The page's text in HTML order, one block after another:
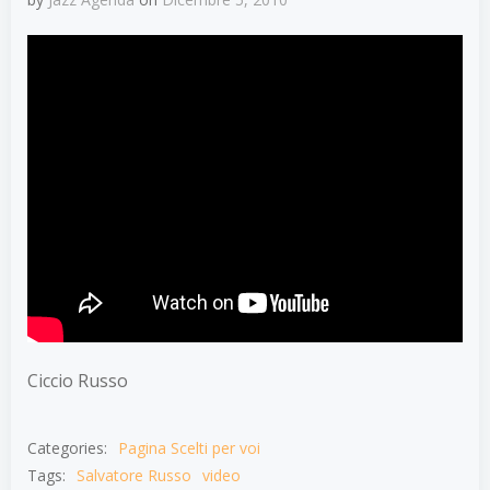
Ciccio Russo
Categories:
Pagina Scelti per voi
Tags:
Salvatore Russo video